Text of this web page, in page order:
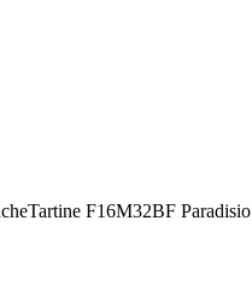
F16M32BF Paradisio